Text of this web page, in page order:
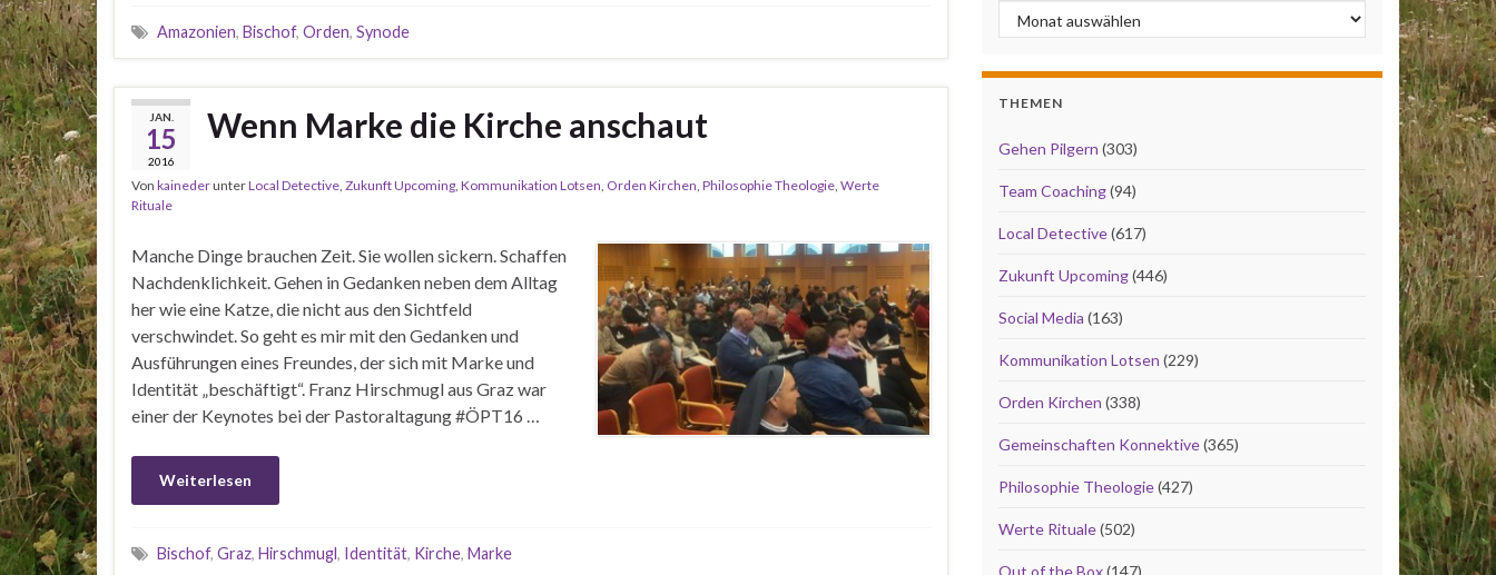
Amazonien, Bischof, Orden, Synode
JAN.
15
2016
Wenn Marke die Kirche anschaut
Von kainederunterLocal Detective, Zukunft Upcoming, Kommunikation Lotsen, Orden Kirchen, Philosophie Theologie, Werte
Rituale
Manche Dinge brauchen Zeit. Sie wollen sickern. Schaffen
Nachdenklichkeit. Gehen in Gedanken neben dem Alltag
her wie eine Katze, die nicht aus den Sichtfeld
verschwindet. So geht es mir mit den Gedanken und
Ausführungen eines Freundes, der sich mit Marke und
Identität „beschäftigt“. Franz Hirschmugl aus Graz war
einer der Keynotes bei der Pastoraltagung #ÖPT16 …
Weiterlesen
Bischof, Graz, Hirschmugl, Identität, Kirche, Marke
Archiv
THEMEN
Gehen Pilgern (303)
Team Coaching(94)
Local Detective(617)
Zukunft Upcoming(446)
Social Media (163)
Kommunikation Lotsen (229)
Orden Kirchen (338)
Gemeinschaften Konnektive(365)
Philosophie Theologie(427)
Werte Rituale(502)
Out of the Box(147)